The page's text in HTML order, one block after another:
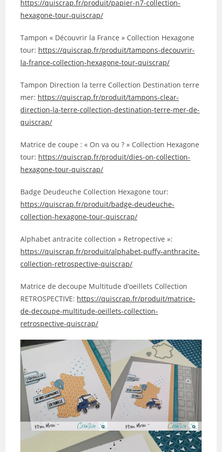
https://quiscrap.fr/produit/papier-n7-collection-
hexagone-tour-quiscrap/
Tampon « Découvrir la France » Collection Hexagone
tour: https://quiscrap.fr/produit/tampons-decouvrir-
la-france-collection-hexagone-tour-quiscrap/
Tampon Direction la terre Collection Destination terre
mer: https://quiscrap.fr/produit/tampons-clear-
direction-la-terre-collection-destination-terre-mer-de-
quiscrap/
Matrice de coupe : « On va ou ? » Collection Hexagone
tour: https://quiscrap.fr/produit/dies-on-collection-
hexagone-tour-quiscrap/
Badge Deudeuche Collection Hexagone tour:
https://quiscrap.fr/produit/badge-deudeuche-
collection-hexagone-tour-quiscrap/
Alphabet antracite collection » Retropective »:
https://quiscrap.fr/produit/alphabet-puffy-anthracite-
collection-retrospective-quiscrap/
Matrice de decoupe Multitude d’oeillets Collection
RETROSPECTIVE: https://quiscrap.fr/produit/matrice-
de-decoupe-multitude-oeillets-collection-
retrospective-quiscrap/